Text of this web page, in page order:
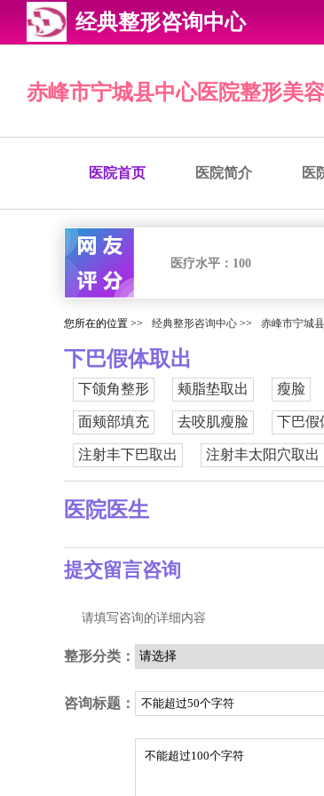
经典整形咨询中心
赤峰市宁城县中心医院整形美
医院首页 医院简介 医
医疗水平： 100
您所在的位置 >> 经典整形咨询中心 >> 赤峰市宁城
下巴假体取出
下颌角整形 颊脂垫取出 瘦脸
面颊部填充 去咬肌瘦脸 下巴假
注射丰下巴取出 注射丰太阳穴取出
医院医生
提交留言咨询
请填写咨询的详细内容
整形分类：
咨询标题：